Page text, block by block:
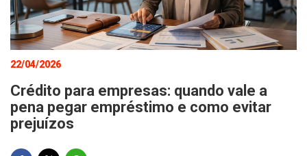
22/04/2026
Crédito para empresas: quando vale a
pena pegar empréstimo e como evitar
prejuízos